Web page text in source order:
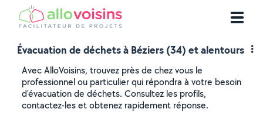
Évacuation de déchets à Béziers (34) et alentours
Avec AlloVoisins, trouvez près de chez vous le
professionnel ou particulier qui répondra à votre besoin
d'évacuation de déchets. Consultez les profils,
contactez-les et obtenez rapidement réponse.